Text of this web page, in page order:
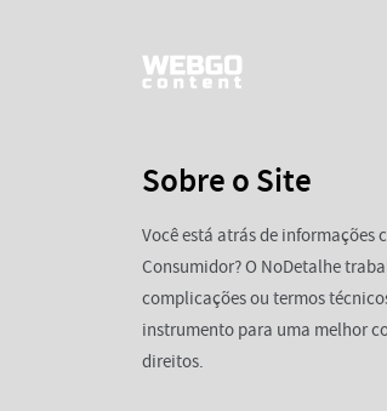
Sobre o Site
Você está atrás de informações
Consumidor? O NoDetalhe
complicações ou termos
instrumento para uma melhor
direitos.